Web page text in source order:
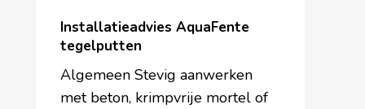
AquaFente
tegelputten
Installatieadvies AquaFente
tegelputten
Algemeen Stevig aanwerken
met beton, krimpvrije mortel of